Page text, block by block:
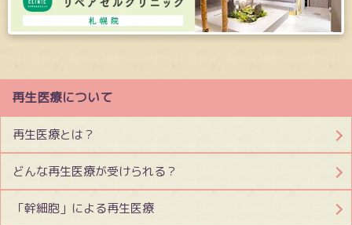
再生医療について
再生医療とは？
どんな再生医療が受けられる？
「幹細胞」による再生医療